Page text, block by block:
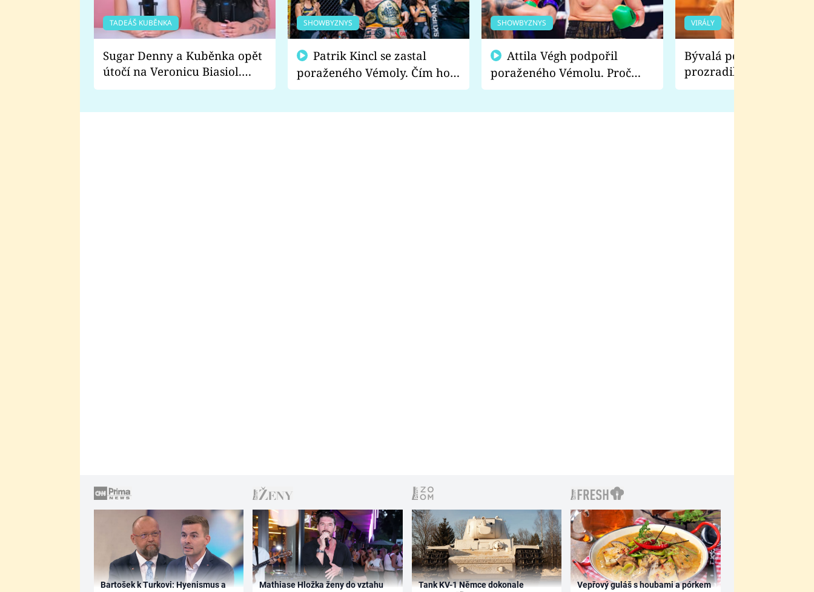
TADEÁŠ KUBĚNKA
Sugar Denny a Kuběnka opět
útočí na Veronicu Biasiol.
Proč je podle nich falešná a
SHOWBYZNYS
poraženého Vémoly. Čím ho
fanoušci naštvali?
SHOWBYZNYS
poraženého Vémolu. Proč
chce raději zápasit s ním než
VIRÁLY
Bývalá pornoherečka
prozradila, co ji
natáčení Euforie.
Bartošek k Turkovi: Hyenismus a
Mathiase Hložka ženy do vztahu
Tank KV-1 Němce dokonale
Vepřový guláš s houbami a pórkem